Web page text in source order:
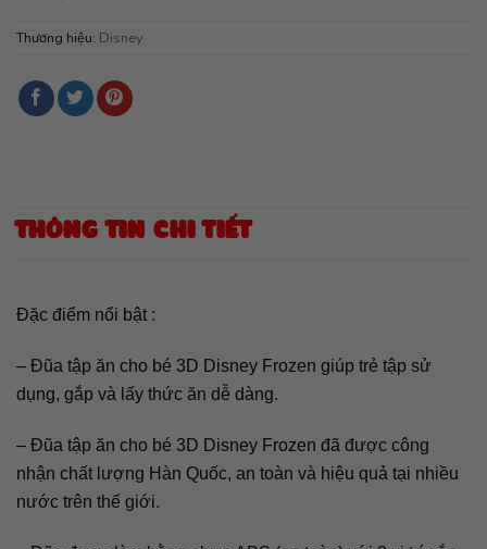
Thương hiệu: Disney
THÔNG TIN CHI TIẾT
Đặc điểm nổi bật :
– Đũa tập ăn cho bé 3D Disney Frozen giúp trẻ tập sử
dụng, gắp và lấy thức ăn dễ dàng.
– Đũa tập ăn cho bé 3D Disney Frozen đã được công
nhận chất lượng Hàn Quốc, an toàn và hiệu quả tại nhiều
nước trên thế giới.